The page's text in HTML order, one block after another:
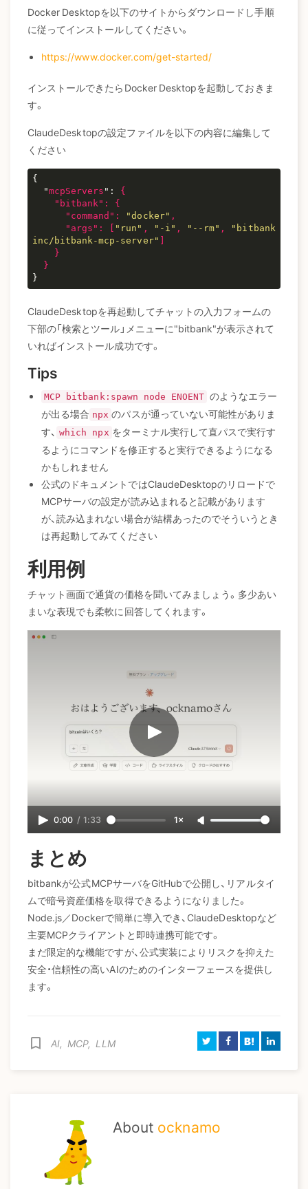
Docker Desktopを以下のサイトからダウンロードし手順
に従ってインストールしてください。
https://www.docker.com/get-started/
インストールできたらDocker Desktopを起動しておきま
す。
ClaudeDesktopの設定ファイルを以下の内容に編集して
ください
{
  "
mcpServers ": {
    "
bitbank": {
      "
command ": "docker" ,
      "
args ": "run" , "-i" , "--rm" ,
"bitbank
inc/bitbank-mcp-server"
}
ClaudeDesktopを再起動してチャットの入力フォームの
下部の「検索とツール」メニューに"bitbank"が表示されて
いればインストール成功です。
Tips
MCP bitbank:spawn node ENOENT のようなエラー
が出る場合 npx のパスが通っていない可能性がありま
す、 which npx をターミナル実行して直パスで実行す
るようにコマンドを修正すると実行できるようになる
かもしれません
公式のドキュメントではClaudeDesktopのリロードで
MCPサーバの設定が読み込まれると記載があります
が、読み込まれない場合が結構あったのでそういうとき
は再起動してみてください
利用例
チャット画面で通貨の価格を聞いてみましょう。多少あい
まいな表現でも柔軟に回答してくれます。
0:00 / 1:33 1×
まとめ
bitbankが公式MCPサーバをGitHubで公開し、リアルタイ
ムで暗号資産価格を取得できるようになりました。
Node.js／Dockerで簡単に導入でき、ClaudeDesktopなど
主要MCPクライアントと即時連携可能です。
まだ限定的な機能ですが、公式実装によりリスクを抑えた
安全・信頼性の高いAIのためのインターフェースを提供し
ます。
bookmark_border AI, MCP, LLM B!
About ocknamo